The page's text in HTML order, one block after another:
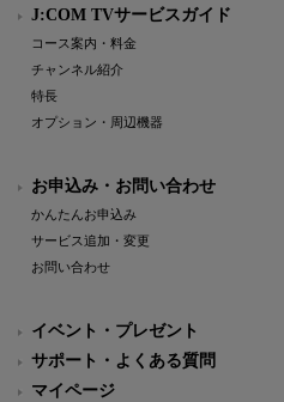
J:COM TVサービスガイド
コース案内・料金
チャンネル紹介
特長
オプション・周辺機器
お申込み・お問い合わせ
かんたんお申込み
サービス追加・変更
お問い合わせ
イベント・プレゼント
サポート・よくある質問
マイページ